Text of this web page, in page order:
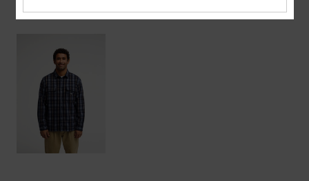
Onlangs bekeken